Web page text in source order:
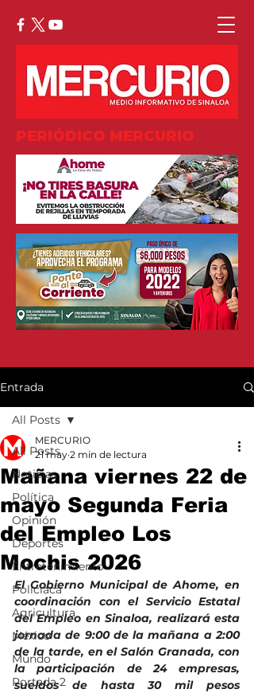
PERIÓDICO MERCURIO
Entrada
All Posts
Noticias
Política
Opinión
Deportes
Entretenimiento
Policiaca
Agricultura
México
Mundo
Portada 2
All Posts
Mañana viernes 22 de
mayo Segunda Feria
del Empleo Los
Mochis 2026
MERCURIO
21 may 2 min de lectura
El Gobierno Municipal de Ahome, en
coordinación con el Servicio Estatal
del Empleo en Sinaloa, realizará esta
jornada de 9:00 de la mañana a 2:00
de la tarde, en el Salón Granada, con
la participación de 24 empresas,
sueldos de hasta 30 mil pesos